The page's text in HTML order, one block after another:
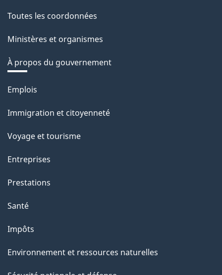
Toutes les coordonnées
Ministères et organismes
À propos du gouvernement
Thèmes
sujets
Emplois
Immigration et citoyenneté
Voyage et tourisme
Entreprises
Prestations
Santé
Impôts
Environnement et ressources naturelles